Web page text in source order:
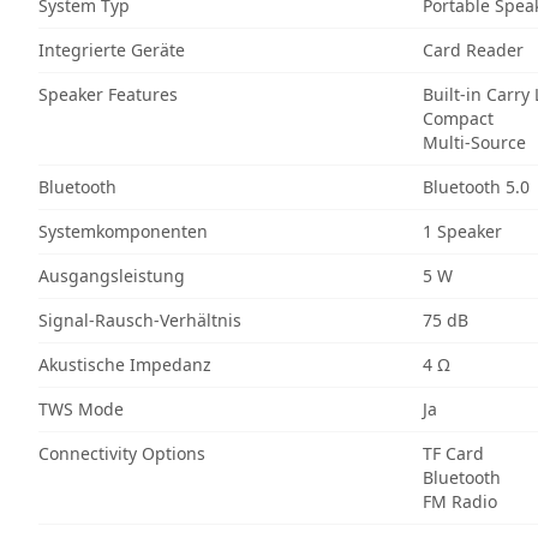
System Typ
Portable
Integrierte Geräte
Card Reader
Speaker Features
Built-in Carry
Compact
Multi-Source
Bluetooth
Bluetooth 5.0
Systemkomponenten
1 Speaker
Ausgangsleistung
5 W
Signal-Rausch-Verhältnis
75 dB
Akustische Impedanz
4 Ω
TWS Mode
Ja
Connectivity Options
TF Card
Bluetooth
FM Radio